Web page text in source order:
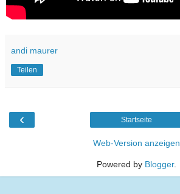
andi maurer
Teilen
‹ Startseite
Web-Version anzeigen
Powered by Blogger.